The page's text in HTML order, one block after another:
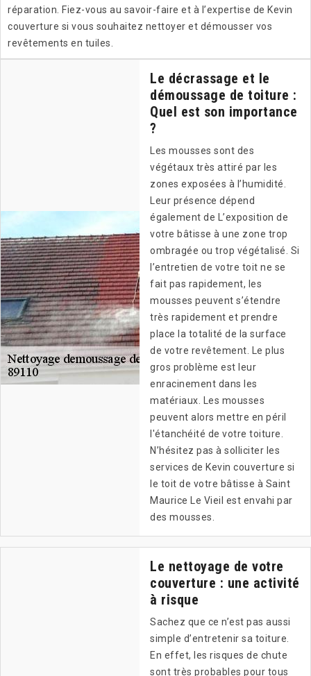
réparation. Fiez-vous au savoir-faire et à l’expertise de Kevin
couverture si vous souhaitez nettoyer et démousser vos
revêtements en tuiles.
Le décrassage et le
démoussage de toiture :
Quel est son importance
?
Les mousses sont des
végétaux très attiré par les
zones exposées à l’humidité.
Leur présence dépend
également de L’exposition de
votre bâtisse à une zone trop
ombragée ou trop végétalisé. Si
l’entretien de votre toit ne se
fait pas rapidement, les
mousses peuvent s’étendre
très rapidement et prendre
place la totalité de la surface
de votre revêtement. Le plus
gros problème est leur
enracinement dans les
matériaux. Les mousses
peuvent alors mettre en péril
l'étanchéité de votre toiture.
N’hésitez pas à solliciter les
services de Kevin couverture si
le toit de votre bâtisse à Saint
Maurice Le Vieil est envahi par
des mousses.
Le nettoyage de votre
couverture : une activité
à risque
Sachez que ce n’est pas aussi
simple d’entretenir sa toiture.
En effet, les risques de chute
sont très probables pour tous